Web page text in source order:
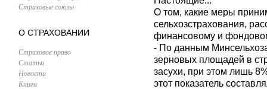
Страховые союзы
О СТРАХОВАНИИ
Страховое право
Статьи
Новости
Книги
О том, какие меры
сельхозстрахования,
финансовому и
- По данным
зерновых площадей в
засухи, при этом лишь
этот показатель